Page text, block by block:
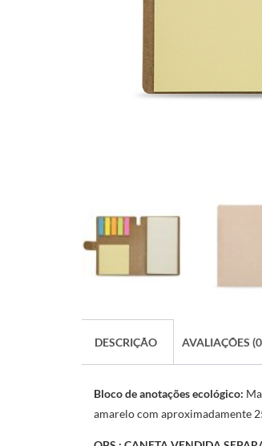
DESCRIÇÃO AVALIAÇÕES
Bloco de anotações ecológico:
amarelo com aproximadamente